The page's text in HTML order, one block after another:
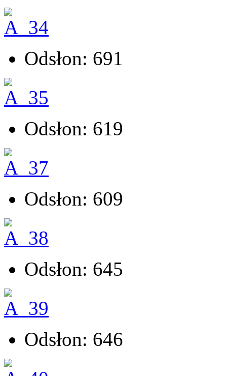
Odsłon: 691
Odsłon: 619
Odsłon: 609
Odsłon: 645
Odsłon: 646